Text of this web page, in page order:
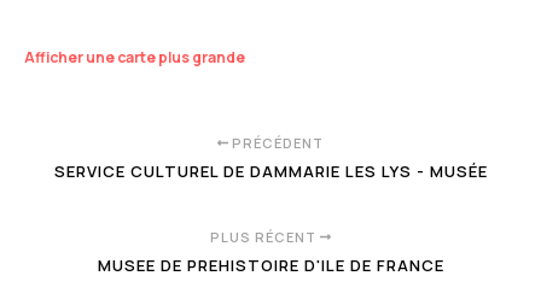
Afficher une carte plus grande
PRÉCÉDENT
SERVICE CULTUREL DE DAMMARIE LES LYS - MUSÉE
PLUS RÉCENT
MUSEE DE PREHISTOIRE D'ILE DE FRANCE